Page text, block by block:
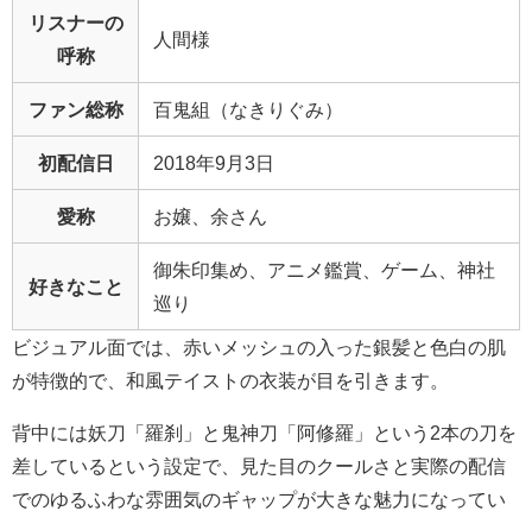
リスナーの
呼称
人間様
ファン総称 百鬼組（なきりぐみ）
初配信日 2018年9月3日
愛称 お嬢、余さん
好きなこと
御朱印集め、アニメ鑑賞、ゲーム、神社
巡り
ビジュアル面では、赤いメッシュの入った銀髪と色白の肌
が特徴的で、和風テイストの衣装が目を引きます。
背中には妖刀「羅刹」と鬼神刀「阿修羅」という2本の刀を
差しているという設定で、見た目のクールさと実際の配信
でのゆるふわな雰囲気のギャップが大きな魅力になってい